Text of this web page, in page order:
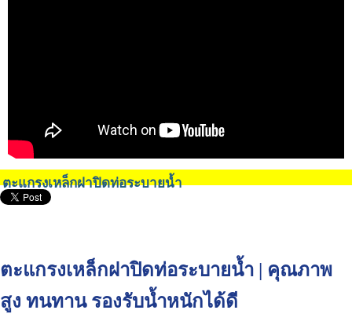
ตะแกรงเหล็กฝาปิดท่อระบายน้ำ
ตะแกรงเหล็กฝาปิดท่อระบายน้ำ | คุณภาพ
สูง ทนทาน รองรับน้ำหนักได้ดี